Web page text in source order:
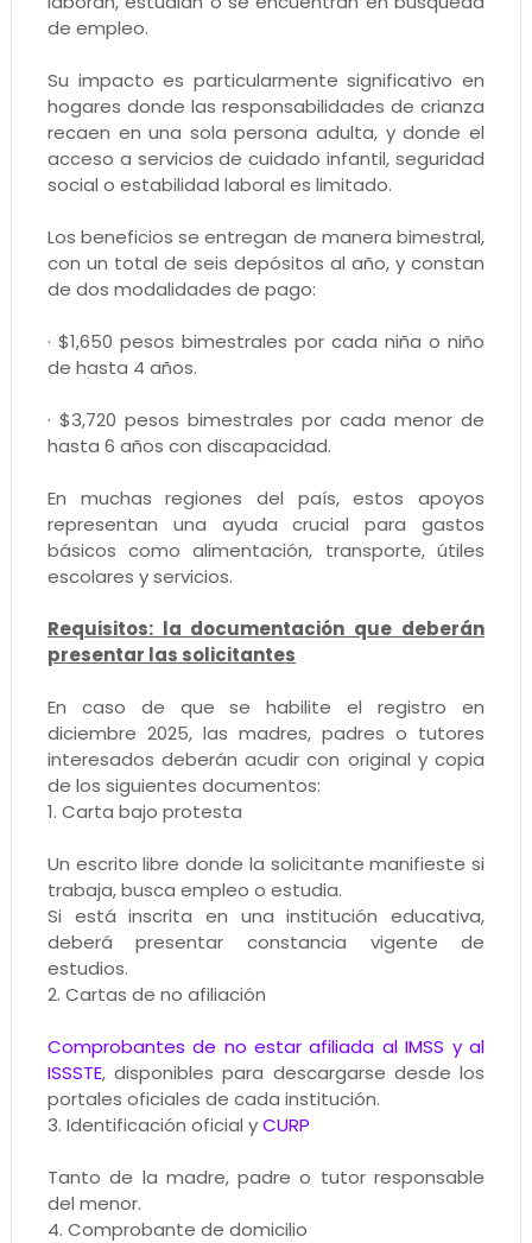
de empleo.
Su impacto es particularmente significativo en
hogares donde las responsabilidades de crianza
recaen en una sola persona adulta, y donde el
acceso a servicios de cuidado infantil, seguridad
social o estabilidad laboral es limitado.
Los beneficios se entregan de manera bimestral,
con un total de seis depósitos al año, y constan
de dos modalidades de pago:
· $1,650 pesos bimestrales por cada niña o niño
de hasta 4 años.
· $3,720 pesos bimestrales por cada menor de
hasta 6 años con discapacidad.
En muchas regiones del país, estos apoyos
representan una ayuda crucial para gastos
básicos como alimentación, transporte, útiles
escolares y servicios.
Requisitos: la documentación que deberán
presentar las solicitantes
En caso de que se habilite el registro en
diciembre 2025, las madres, padres o tutores
interesados deberán acudir con original y copia
de los siguientes documentos:
1. Carta bajo protesta
Un escrito libre donde la solicitante manifieste si
trabaja, busca empleo o estudia.
Si está inscrita en una institución educativa,
deberá presentar constancia vigente de
estudios.
2. Cartas de no afiliación
Comprobantes de no estar afiliada al IMSS y al
ISSSTE, disponibles para descargarse desde los
portales oficiales de cada institución.
3. Identificación oficial yCURP
Tanto de la madre, padre o tutor responsable
del menor.
4. Comprobante de domicilio